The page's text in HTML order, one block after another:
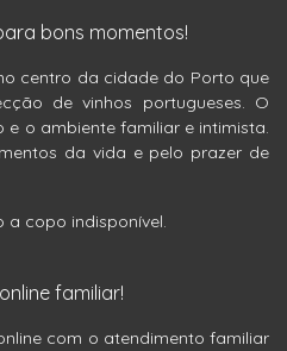
bons momentos!
centro da cidade do Porto que
de vinhos portugueses. O
e o ambiente familiar e intimista.
da vida e pelo prazer de
a copo indisponível.
familiar!
com o atendimento familiar